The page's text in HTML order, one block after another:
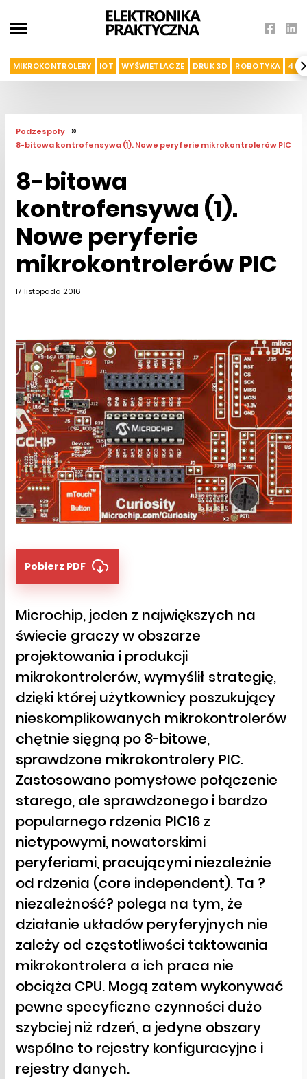
MIKROKONTROLERY IOT WYŚWIETLACZE DRUK 3D ROBOTYKA 4G I
Podzespoły »
8-bitowa kontrofensywa (1). Nowe peryferie mikrokontrolerów PIC
8-bitowa
kontrofensywa (1).
Nowe peryferie
mikrokontrolerów PIC
17 listopada 2016
Pobierz PDF
Microchip, jeden z największych na
świecie graczy w obszarze
projektowania i produkcji
mikrokontrolerów, wymyślił strategię,
dzięki której użytkownicy poszukujący
nieskomplikowanych mikrokontrolerów
chętnie sięgną po 8-bitowe,
sprawdzone mikrokontrolery PIC.
Zastosowano pomysłowe połączenie
starego, ale sprawdzonego i bardzo
popularnego rdzenia PIC16 z
nietypowymi, nowatorskimi
peryferiami, pracującymi niezależnie
od rdzenia (core independent). Ta ?
niezależność? polega na tym, że
działanie układów peryferyjnych nie
zależy od częstotliwości taktowania
mikrokontrolera a ich praca nie
obciąża CPU. Mogą zatem wykonywać
pewne specyficzne czynności dużo
szybciej niż rdzeń, a jedyne obszary
wspólne to rejestry konfiguracyjne i
rejestry danych.